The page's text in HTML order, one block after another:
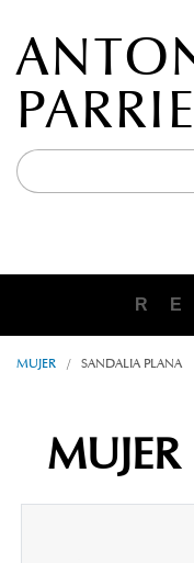
R
MUJER / SANDALIA PLANA
MUJER